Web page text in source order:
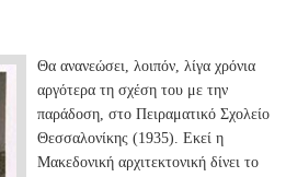
Θα ανανεώσει, λοιπόν, λίγα χρόνια
αργότερα τη σχέση του με την
παράδοση, στο Πειραματικό Σχολείο
Θεσσαλονίκης (1935). Εκεί η
Μακεδονική αρχιτεκτονική δίνει το